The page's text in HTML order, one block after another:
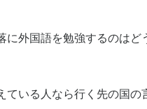
に外国語を勉強するのはど
ている人なら行く先の国の